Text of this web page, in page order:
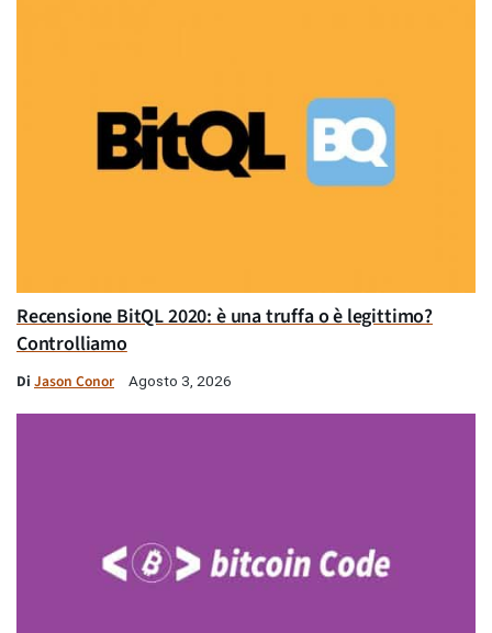
Recensione BitQL 2020: è una truffa o è legittimo?
Controlliamo
Di Jason Conor Agosto 3, 2026